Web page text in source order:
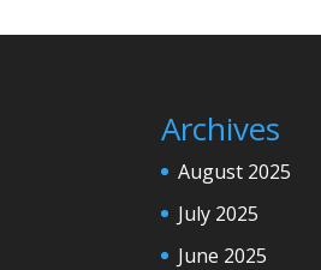
Archives
August 2025
July 2025
June 2025